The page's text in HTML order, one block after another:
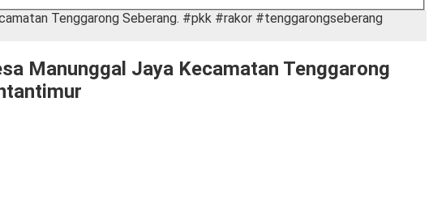
Tenggarong Seberang. #pkk #rakor #tenggarongseberang
Manunggal Jaya Kecamatan Tenggarong